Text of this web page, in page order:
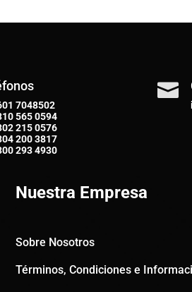
7048502
565 0594
215 0576
200 3817
293 4930

Nuestra Empresa
Sobre Nosotros
Términos, Condiciones e